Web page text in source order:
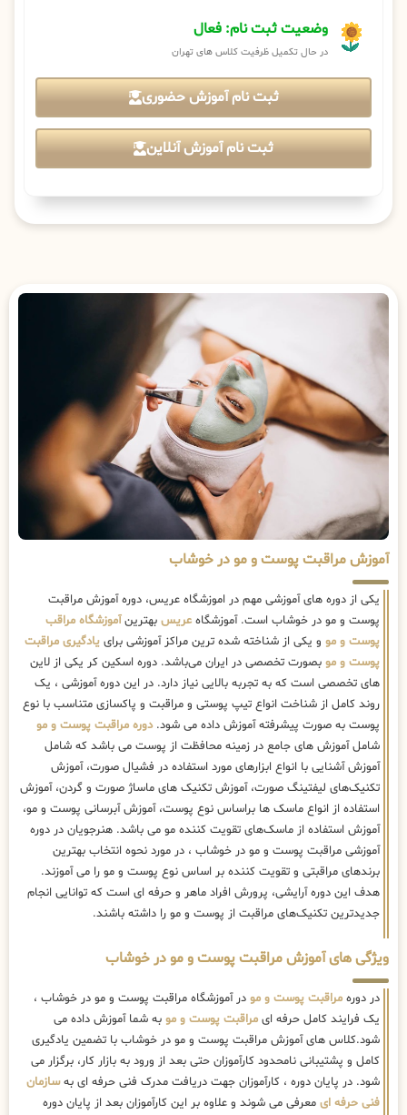
وضعیت ثبت نام: فعال
در حال تکمیل ظرفیت کلاس های تهران
ثبت نام آموزش حضوری
ثبت نام آموزش آنلاین
آموزش مراقبت پوست و مو در خوشاب
یکی از دوره های آموزشی مهم در اموزشگاه عریس، دوره آموزش مراقبت
پوست و مو در خوشاب است. آموزشگاه عریس بهترینآموزشگاه مراقب
پوست و مو و یکی از شناخته شده ترین مراکز آموزشی برای یادگیری مراقبت
پوست و مو بصورت تخصصی در ایران می‌باشد. دوره اسکین کر یکی از لاین
های تخصصی است که به تجربه بالایی نیاز دارد. در این دوره آموزشی ، یک
روند کامل از شناخت انواع تیپ پوستی و مراقبت و پاکسازی متناسب با نوع
پوست به صورت پیشرفته آموزش داده می شود.دوره مراقبت پوست و مو
شامل آموزش های جامع در زمینه محافظت از پوست می باشد که شامل
آموزش آشنایی با انواع ابزارهای مورد استفاده در فشیال صورت، آموزش
تکنیک‌های لیفتینگ صورت، آموزش تکنیک های ماساژ صورت و گردن، آموزش
استفاده از انواع ماسک ها براساس نوع پوست، آموزش آبرسانی پوست و مو،
آموزش استفاده از ماسک‌های تقویت کننده مو می باشد. هنرجویان در دوره
آموزشی مراقبت پوست و مو در خوشاب ، در مورد نحوه انتخاب بهترین
برندهای مراقبتی و تقویت کننده بر اساس نوع پوست و مو را می آموزند.
هدف این دوره آرایشی، پرورش افراد ماهر و حرفه ای است که توانایی انجام
جدیدترین تکنیک‌های مراقبت از پوست و مو را داشته باشند.
ویژگی های آموزش مراقبت پوست و مو در خوشاب
در دوره مراقبت پوست و مو در آموزشگاه مراقبت پوست و مو در خوشاب ،
یک فرایند کامل حرفه ای مراقبت پوست و مو به شما آموزش داده می
شود.کلاس های آموزش مراقبت پوست و مو در خوشاب با تضمین یادگیری
کامل و پشتیبانی نامحدود کارآموزان حتی بعد از ورود به بازار کار، برگزار می
شود. در پایان دوره ، کارآموزان جهت دریافت مدرک فنی حرفه ای بهسازمان
فنی حرفه ای معرفی می شوند و علاوه بر این کارآموزان بعد از پایان دوره